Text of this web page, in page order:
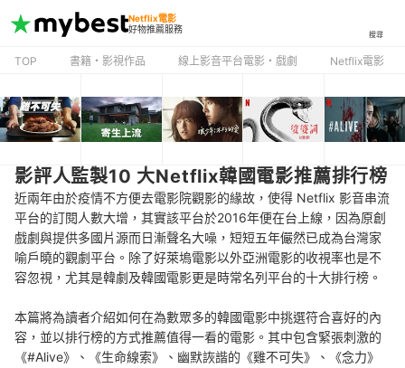
Netflix電影
好物推薦服務
搜尋
TOP 書籍・影視作品 線上影音平台電影・戲劇 Netflix電影
影評人監製10 大Netflix韓國電影推薦排行榜
近兩年由於疫情不方便去電影院觀影的緣故，使得 Netflix 影音串流
平台的訂閱人數大增，其實該平台於2016年便在台上線，因為原創
戲劇與提供多國片源而日漸聲名大噪，短短五年儼然已成為台灣家
喻戶曉的觀劇平台。除了好萊塢電影以外亞洲電影的收視率也是不
容忽視，尤其是韓劇及韓國電影更是時常名列平台的十大排行榜。
本篇將為讀者介紹如何在為數眾多的韓國電影中挑選符合喜好的內
容，並以排行榜的方式推薦值得一看的電影。其中包含緊張刺激的
《#Alive》、《生命線索》、幽默詼諧的《雞不可失》、《念力》